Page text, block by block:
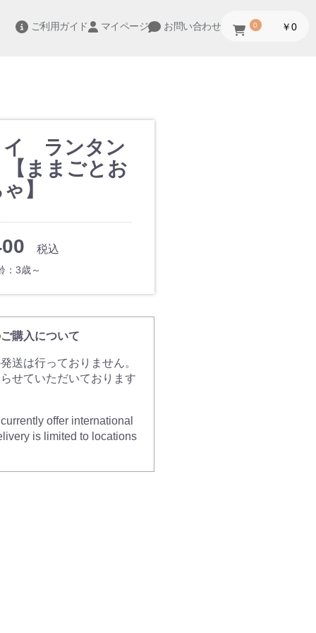
ご利用ガイド マイページ お問い合わせ 0 ￥0
イ ランタン
ままごとお
】
税込
：3歳～
購入について
送は行っておりません。
せていただいております
offer international
is limited to locations